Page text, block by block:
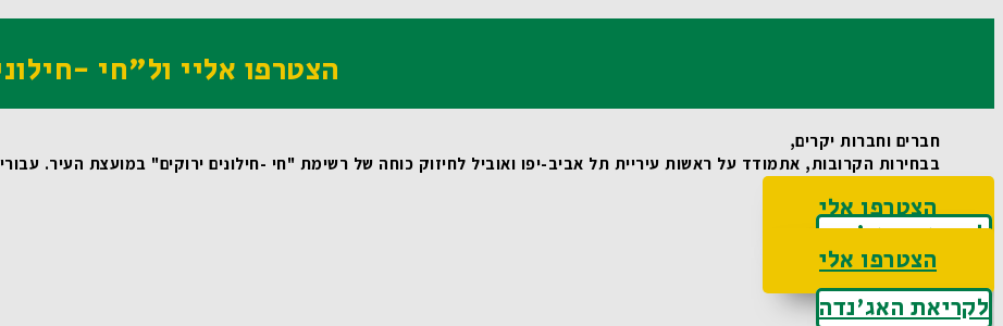
הצטרפו אליי ול"חי -
חברים וחברות יקרים,
בבחירות הקרובות, אתמודד על ראשות עיריית תל אביב-יפו ואוביל לחיזוק כוחה של רשימת "חי -חילונים ירוקים" במועצת העיר. עבורי, כמי שמכהן במשך 15
הצטרפו אלי
לקריאת האג'נדה
הצטרפו אלי
לקריאת האג'נדה